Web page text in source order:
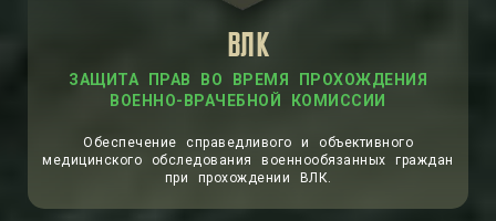
ВЛК
ЗАЩИТА ПРАВ ВО ВРЕМЯ ПРОХОЖДЕНИЯ
ВОЕННО-ВРАЧЕБНОЙ КОМИССИИ
Обеспечение справедливого и объективного
медицинского обследования военнообязанных граждан
при прохождении ВЛК.